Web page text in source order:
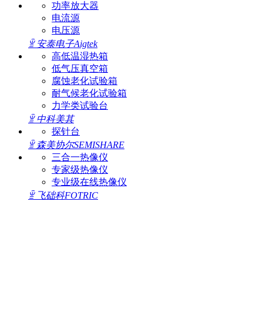
功率放大器
电流源
电压源
ꁇ 安泰电子Aigtek
高低温湿热箱
低气压真空箱
腐蚀老化试验箱
耐气候老化试验箱
力学类试验台
ꁇ 中科美其
探针台
ꁇ 森美协尔SEMISHARE
三合一热像仪
专家级热像仪
专业级在线热像仪
ꁇ 飞础科FOTRIC